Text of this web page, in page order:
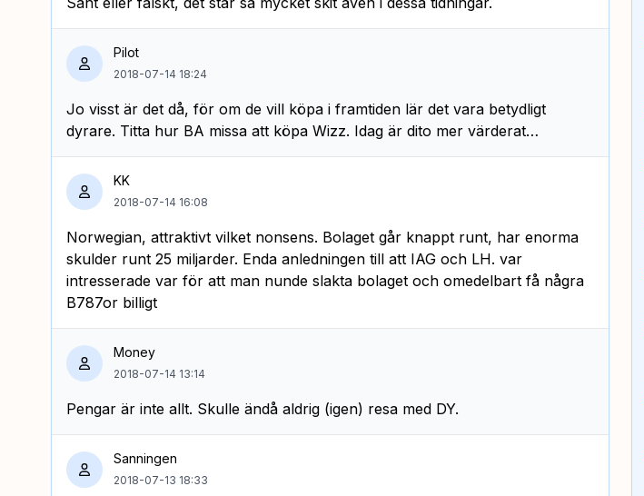
Pilot
2018-07-14 18:24
Jo visst är det då, för om de vill köpa i framtiden lär det vara betydligt
dyrare. Titta hur BA missa att köpa Wizz. Idag är dito mer värderat…
KK
2018-07-14 16:08
Norwegian, attraktivt vilket nonsens. Bolaget går knappt runt, har enorma
skulder runt 25 miljarder. Enda anledningen till att IAG och LH. var
intresserade var för att man nunde slakta bolaget och omedelbart få några
B787or billigt
Money
2018-07-14 13:14
Pengar är inte allt. Skulle ändå aldrig (igen) resa med DY.
Sanningen
2018-07-13 18:33